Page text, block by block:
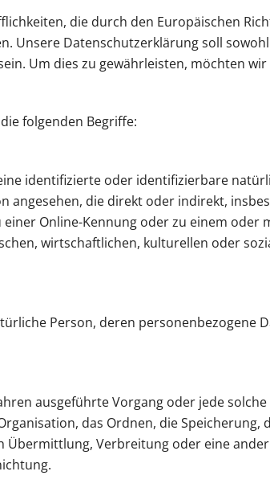
die durch den Europäischen
Unsere Datenschutzerklärung soll
Um dies zu gewährleisten, möchten
folgenden Begriffe:
identifizierte oder identifizierbare
angesehen, die direkt oder indirekt,
Online-Kennung oder zu einem oder
wirtschaftlichen, kulturellen oder
Person, deren personenbezogene
ausgeführte Vorgang oder jede
das Ordnen, die Speicherung,
Übermittlung, Verbreitung oder eine